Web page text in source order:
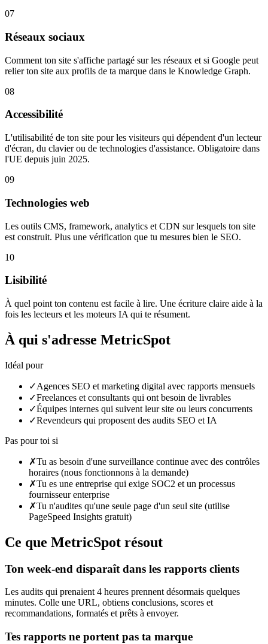
07
Réseaux sociaux
Comment ton site s'affiche partagé sur les réseaux et si Google peut
relier ton site aux profils de ta marque dans le Knowledge Graph.
08
Accessibilité
L'utilisabilité de ton site pour les visiteurs qui dépendent d'un lecteur
d'écran, du clavier ou de technologies d'assistance. Obligatoire dans
l'UE depuis juin 2025.
09
Technologies web
Les outils CMS, framework, analytics et CDN sur lesquels ton site
est construit. Plus une vérification que tu mesures bien le SEO.
10
Lisibilité
À quel point ton contenu est facile à lire. Une écriture claire aide à la
fois les lecteurs et les moteurs IA qui te résument.
À qui s'adresse MetricSpot
Idéal pour
✓Agences SEO et marketing digital avec rapports mensuels
✓Freelances et consultants qui ont besoin de livrables
✓Équipes internes qui suivent leur site ou leurs concurrents
✓Revendeurs qui proposent des audits SEO et IA
Pas pour toi si
✗Tu as besoin d'une surveillance continue avec des contrôles
horaires (nous fonctionnons à la demande)
✗Tu es une entreprise qui exige SOC2 et un processus
fournisseur enterprise
✗Tu n'audites qu'une seule page d'un seul site (utilise
PageSpeed Insights gratuit)
Ce que MetricSpot résout
Ton week-end disparaît dans les rapports clients
Les audits qui prenaient 4 heures prennent désormais quelques
minutes. Colle une URL, obtiens conclusions, scores et
recommandations, formatés et prêts à envoyer.
Tes rapports ne portent pas ta marque